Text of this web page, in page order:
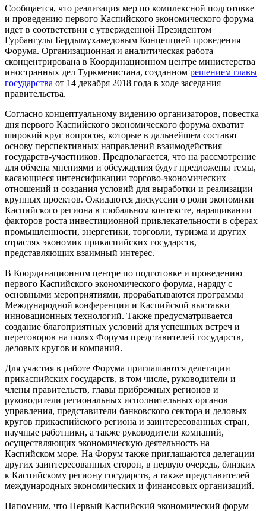
Сообщается, что реализация мер по комплексной подготовке
и проведению первого Каспийского экономического форума
идет в соответствии с утвержденной Президентом
Гурбангулы Бердымухамедовым Концепцией проведения
Форума. Организационная и аналитическая работа
сконцентрирована в Координационном центре министерства
иностранных дел Туркменистана, созданном решением главы
государства от 14 декабря 2018 года в ходе заседания
правительства.
Согласно концептуальному видению организаторов, повестка
дня первого Каспийского экономического форума охватит
широкий круг вопросов, которые в дальнейшем составят
основу перспективных направлений взаимодействия
государств-участников. Предполагается, что на рассмотрение
для обмена мнениями и обсуждения будут предложены темы,
касающиеся интенсификации торгово-экономических
отношений и создания условий для выработки и реализации
крупных проектов. Ожидаются дискуссии о роли экономики
Каспийского региона в глобальном контексте, наращивании
факторов роста инвестиционной привлекательности в сферах
промышленности, энергетики, торговли, туризма и других
отраслях экономик прикаспийских государств,
представляющих взаимный интерес.
В Координационном центре по подготовке и проведению
первого Каспийского экономического форума, наряду с
основными мероприятиями, прорабатываются программы
Международной конференции и Каспийской выставки
инновационных технологий. Также предусматривается
создание благоприятных условий для успешных встреч и
переговоров на полях Форума представителей государств,
деловых кругов и компаний.
Для участия в работе Форума приглашаются делегации
прикаспийских государств, в том числе, руководители и
члены правительств, главы прибрежных регионов и
руководители региональных исполнительных органов
управления, представители банковского сектора и деловых
кругов прикаспийского региона и заинтересованных стран,
научные работники, а также руководители компаний,
осуществляющих экономическую деятельность на
Каспийском море. На Форум также приглашаются делегации
других заинтересованных сторон, в первую очередь, близких
к Каспийскому региону государств, а также представителей
международных экономических и финансовых организаций.
Напомним, что Первый Каспийский экономический форум